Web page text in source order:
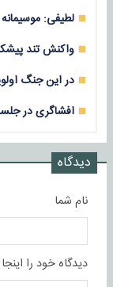
لطیفی:
واکنش تند
در این جنگ
افشاگری در
دیدگاه
نام شما
دیدگاه خود را